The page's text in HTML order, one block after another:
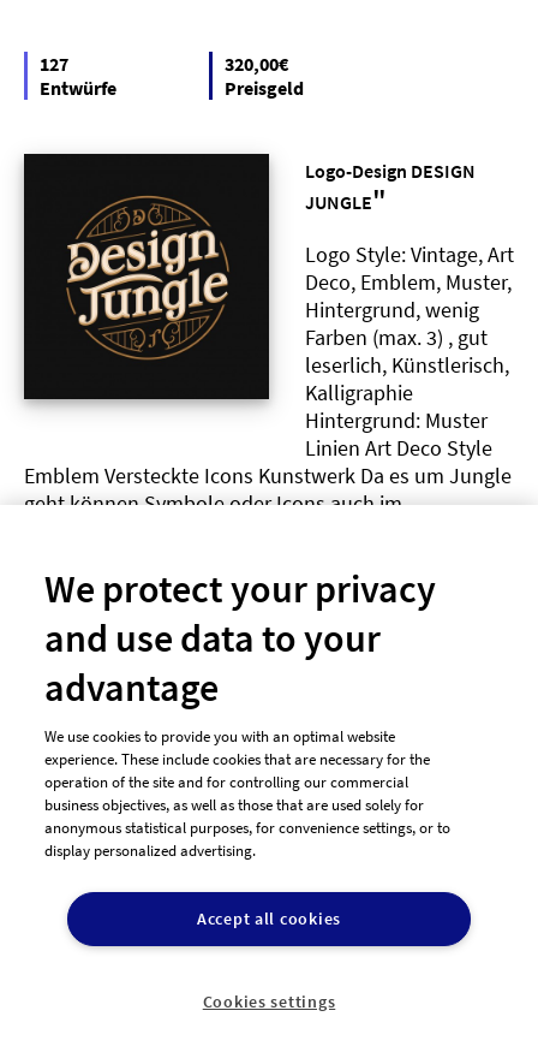
127
Entwürfe
320,00€
Preisgeld
Logo-Design DESIGN
JUNGLE"
Logo Style: Vintage, Art
Deco, Emblem, Muster,
Hintergrund, wenig
Farben (max. 3) , gut
leserlich, Künstlerisch,
Kalligraphie
Hintergrund: Muster
Linien Art Deco Style
Emblem Versteckte Icons Kunstwerk Da es um Jungle
geht können Symbole oder Icons auch im
Entwürfe
170,00€
Preisgeld
Hobbyzucht
"
Unser Logo soll
sowohl ein Lama, als
sich ein Buchstabe
unseres Namens wie
gestalten (b oder l).
We protect your privacy
and use data to your
advantage
We use cookies to provide you with an optimal website
experience. These include cookies that are necessary for the
operation of the site and for controlling our commercial
business objectives, as well as those that are used solely for
anonymous statistical purposes, for convenience settings, or to
display personalized advertising.
Accept all cookies
Cookies settings